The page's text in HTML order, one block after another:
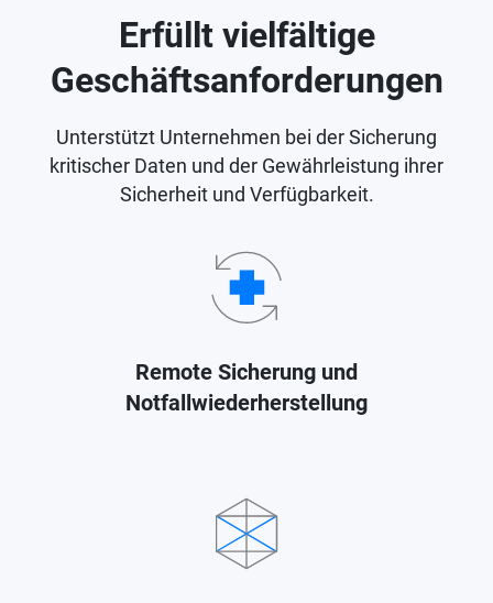
Erfüllt vielfältige
Geschäftsanforderungen
Unterstützt Unternehmen bei der Sicherung
kritischer Daten und der Gewährleistung ihrer
Sicherheit und Verfügbarkeit.
Remote Sicherung und
Notfallwiederherstellung